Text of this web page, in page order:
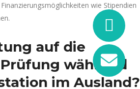
wie Stipendien
auf die
während
im Ausland?